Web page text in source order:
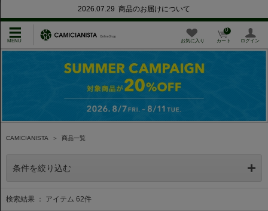
2026.07.29 商品のお届けについて
お気に入り カート
0
ログイン
CAMICIANISTA ＞ 商品一覧
条件を絞り込む
検索結果 ： アイテム 62件